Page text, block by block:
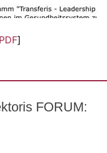
PDF]
FORUM:
Quandt